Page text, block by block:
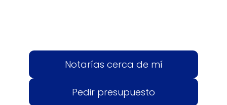
Notarías cerca de mí
Pedir presupuesto